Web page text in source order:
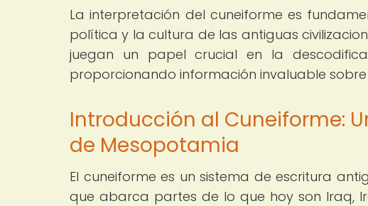
La interpretación del cuneiforme es
política y la cultura de las antiguas
juegan un papel crucial en la
proporcionando información invaluable
Introducción al Cuneiforme:
de Mesopotamia
El cuneiforme es un sistema de escritura
que abarca partes de lo que hoy son Iraq,